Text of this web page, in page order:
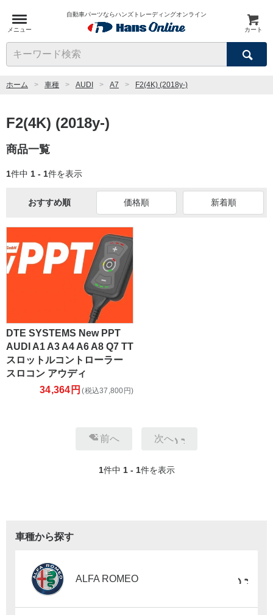
メニュー
自動車パーツならハンズトレーディングオンライン
カート
キーワード検索 検索
ホーム 車種 AUDI A7 F2(4K) (2018y-)
F2(4K) (2018y-)
商品一覧
1件中 1 - 1件を表示
おすすめ順 価格順 新着順
DTE SYSTEMS New PPT
AUDI A1 A3 A4 A6 A8 Q7 TT
スロットルコントローラー
スロコン アウディ
34,364円 (税込37,800円)
前へ 次へ
1件中 1 - 1件を表示
車種から探す
ALFA ROMEO